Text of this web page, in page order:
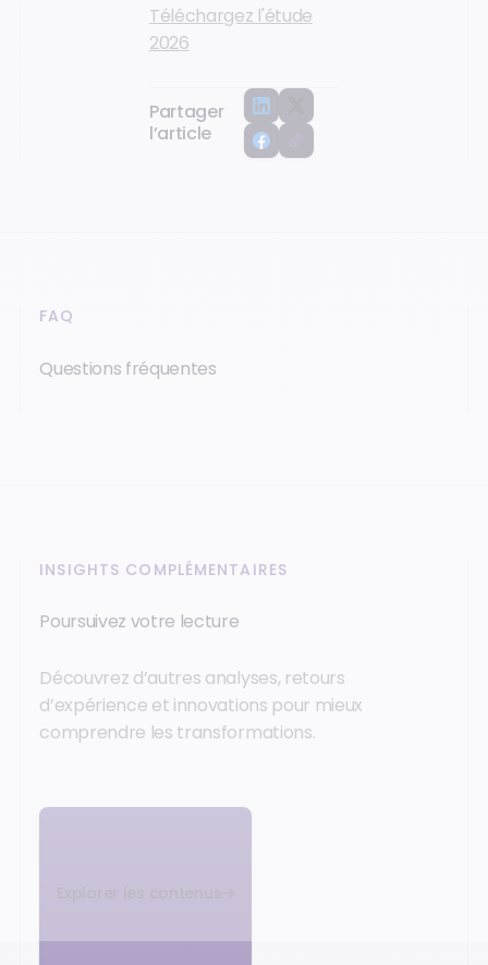
Téléchargez l'étude
2026
Partager
l’article
FAQ
Questions fréquentes
INSIGHTS COMPLÉMENTAIRES
Poursuivez votre lecture
Découvrez d’autres analyses, retours
d’expérience et innovations pour mieux
comprendre les transformations.
Explorer les contenus